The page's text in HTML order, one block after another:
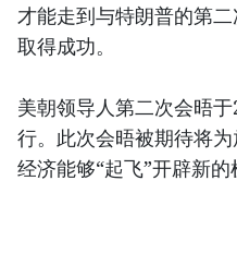
才能走到与特朗普的第
取得成功。
美朝领导人第二次会晤
行。此次会晤被期待将
经济能够“起飞”开辟新的